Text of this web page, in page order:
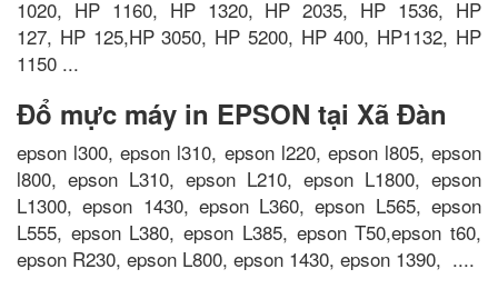
1020, HP 1160, HP 1320, HP 2035, HP 1536, HP
127, HP 125,HP 3050, HP 5200, HP 400, HP1132, HP
1150 ...
Đổ mực máy in EPSON tại Xã Đàn
epson l300, epson l310, epson l220, epson l805, epson
l800, epson L310, epson L210, epson L1800, epson
L1300, epson 1430, epson L360, epson L565, epson
L555, epson L380, epson L385, epson T50,epson t60,
epson R230, epson L800, epson 1430, epson 1390, ....